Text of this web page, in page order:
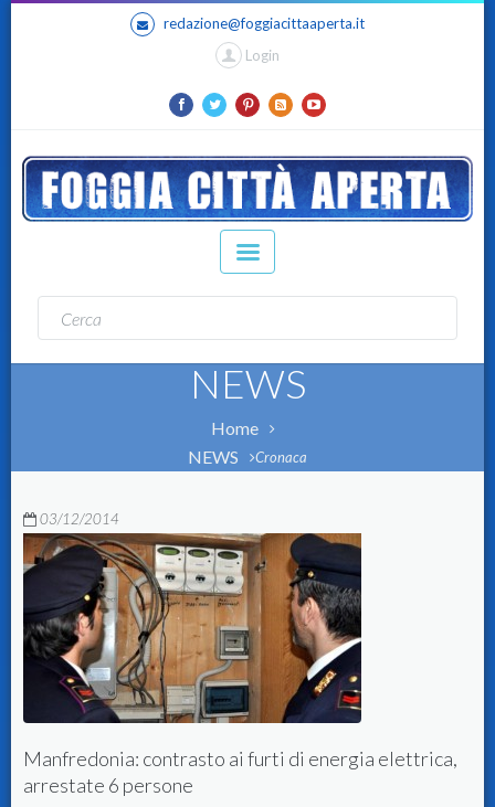
redazione@foggiacittaaperta.it
Login
NEWS
Home
NEWS
Cronaca
03/12/2014
Chiede il riscatto per l'automobile rubata, ma la
vittima lo denuncia